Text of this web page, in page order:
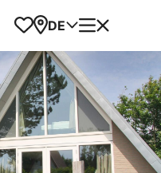
Favoriten
Karte
DE Menü